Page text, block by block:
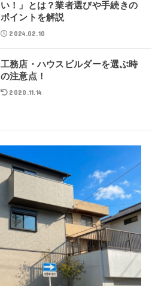
い！」とは？業者選びや手続きの
ポイントを解説
2024.02.10
工務店・ハウスビルダーを選ぶ時
の注意点！
2020.11.14